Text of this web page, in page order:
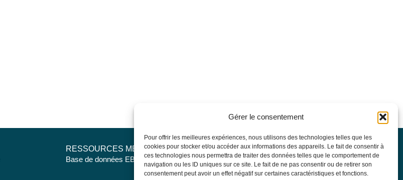
Gérer le consentement
Pour offrir les meilleures expériences, nous utilisons des technologies telles que les
cookies pour stocker et/ou accéder aux informations des appareils. Le fait de consentir à
ces technologies nous permettra de traiter des données telles que le comportement de
navigation ou les ID uniques sur ce site. Le fait de ne pas consentir ou de retirer son
consentement peut avoir un effet négatif sur certaines caractéristiques et fonctions.
RESSOURCES MÉDICALES
Base de données EBMT Registry
SFGM-TC
Statuts
Conseil d’administration